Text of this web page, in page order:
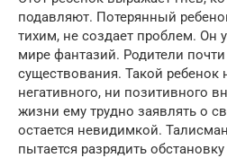
подавляют. Потерянный
тихим, не создает проблем. Он
мире фантазий. Родители
существования. Такой ребенок
негативного, ни позитивного
жизни ему трудно заявлять о
остается невидимкой.
пытается разрядить